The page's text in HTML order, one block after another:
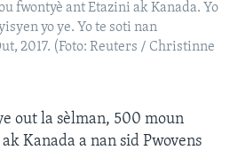
fwontyè ant Etazini ak Kanada. Yo
yo ye. Yo te soti nan
2017. (Foto: Reuters / Christinne
out la sèlman, 500 moun
Kanada a nan sid Pwovens